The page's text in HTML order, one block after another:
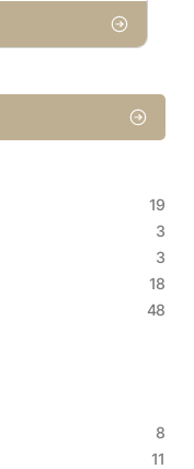
19
3
3
18
48
8
11